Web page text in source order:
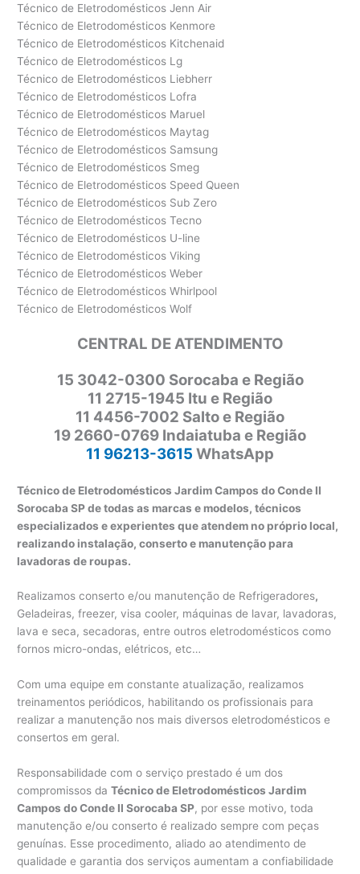
Técnico de Eletrodomésticos Jenn Air
Técnico de Eletrodomésticos Kenmore
Técnico de Eletrodomésticos Kitchenaid
Técnico de Eletrodomésticos Lg
Técnico de Eletrodomésticos Liebherr
Técnico de Eletrodomésticos Lofra
Técnico de Eletrodomésticos Maruel
Técnico de Eletrodomésticos Maytag
Técnico de Eletrodomésticos Samsung
Técnico de Eletrodomésticos Smeg
Técnico de Eletrodomésticos Speed Queen
Técnico de Eletrodomésticos Sub Zero
Técnico de Eletrodomésticos Tecno
Técnico de Eletrodomésticos U-line
Técnico de Eletrodomésticos Viking
Técnico de Eletrodomésticos Weber
Técnico de Eletrodomésticos Whirlpool
Técnico de Eletrodomésticos Wolf
CENTRAL DE ATENDIMENTO
15 3042-0300 Sorocaba e Região
11 2715-1945 Itu e Região
11 4456-7002 Salto e Região
19 2660-0769 Indaiatuba e Região
11 96213-3615 WhatsApp
Técnico de Eletrodomésticos Jardim Campos do Conde II
Sorocaba SP de todas as marcas e modelos, técnicos
especializados e experientes que atendem no próprio local,
realizando instalação, conserto e manutenção para
lavadoras de roupas.
Realizamos conserto e/ou manutenção de Refrigeradores,
Geladeiras, freezer, visa cooler, máquinas de lavar, lavadoras,
lava e seca, secadoras, entre outros eletrodomésticos como
fornos micro-ondas, elétricos, etc…
Com uma equipe em constante atualização, realizamos
treinamentos periódicos, habilitando os profissionais para
realizar a manutenção nos mais diversos eletrodomésticos e
consertos em geral.
Responsabilidade com o serviço prestado é um dos
compromissos daTécnico de Eletrodomésticos Jardim
Campos do Conde II Sorocaba SP, por esse motivo, toda
manutenção e/ou conserto é realizado sempre com peças
genuínas. Esse procedimento, aliado ao atendimento de
qualidade e garantia dos serviços aumentam a confiabilidade